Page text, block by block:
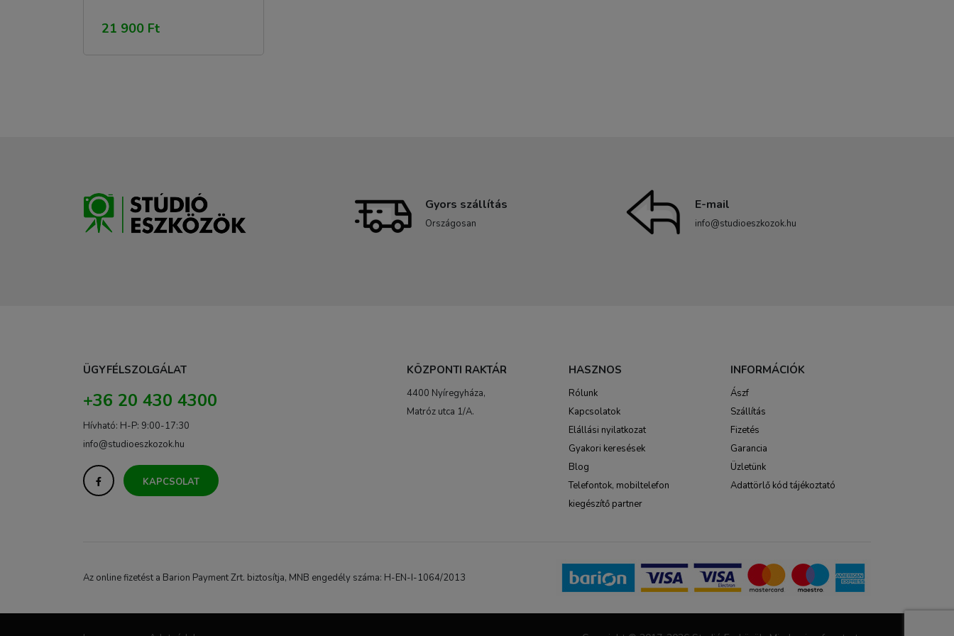
21 900 Ft
Gyors szállítás
Országosan
E-mail
info@studioeszkozok.hu
ÜGYFÉLSZOLGÁLAT
+36 20 430 4300
Hívható: H-P: 9:00-17:30
info@studioeszkozok.hu
KAPCSOLAT
KÖZPONTI RAKTÁR
4400 Nyíregyháza,
Matróz utca 1/A.
HASZNOS
Rólunk
Kapcsolatok
Elállási nyilatkozat
Gyakori keresések
Blog
Telefontok, mobiltelefon
kiegészítő partner
INFORMÁCIÓK
Ászf
Szállítás
Fizetés
Garancia
Üzletünk
Adattörlő kód tájékoztató
Az online fizetést a Barion Payment Zrt. biztosítja, MNB engedély száma: H-EN-I-1064/2013